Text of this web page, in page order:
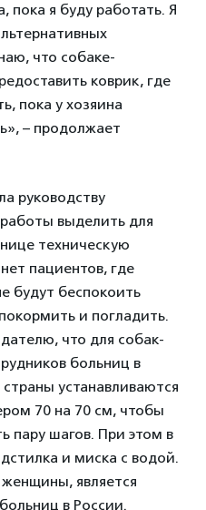
пока я буду работать. Я
что собаке-
коврик, где
пока у хозяина
– продолжает
руководству
выделить для
техническую
пациентов, где
будут беспокоить
и погладить.
что для собак-
больниц в
устанавливаются
70 на 70 см, чтобы
пару шагов. При этом в
и миска с водой.
является
в России.